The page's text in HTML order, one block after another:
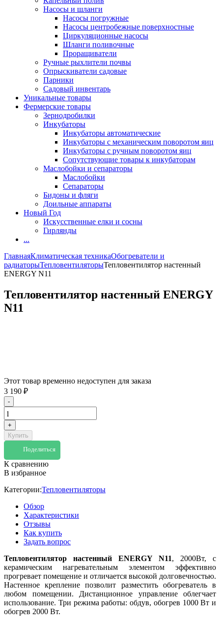
Насосы и шланги
Насосы погружные
Насосы центробежные поверхностные
Циркуляционные насосы
Шланги поливочные
Проращиватели
Ручные рыхлители почвы
Опрыскиватели садовые
Парники
Садовый инвентарь
Уникальные товары
Фермерские товары
Зернодробилки
Инкубаторы
Инкубаторы автоматические
Инкубаторы с механическим поворотом яиц
Инкубаторы с ручным поворотом яиц
Сопутствующие товары к инкубаторам
Маслобойки и сепараторы
Маслобойки
Сепараторы
Бидоны и фляги
Доильные аппараты
Новый Год
Искусственные елки и сосны
Гирлянды
...
ГлавнаяКлиматическая техникаОбогреватели и
радиаторыТепловентиляторыТепловентилятор настенный
ENERGY N11
Тепловентилятор настенный ENERGY
N11
Этот товар временно недоступен для заказа
3 190 ₽
-
+
Купить
Поделиться
К сравнению
В избранное
Категории:Тепловентиляторы
Обзор
Характеристики
Отзывы
Как купить
Задать вопрос
Тепловентилятор настенный ENERGY N11, 2000Вт, с
керамическим нагревательным элементом эффективно
прогревает помещение и отличается высокой долговечностью.
Настенное крепление позволит разместить обогреватель в
любом помещении. Дистанционное управление облегчает
использование. Три режима работы: обдув, обогрев 1000 Вт и
обогрев 2000 Вт.